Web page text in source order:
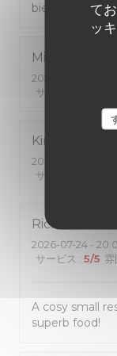
て
ッ
bien manger
Michèle
2026-07-27
-
サービス
Kiriko
2026-07-25
-
サービス
Richard
2026-07-24 -
サービス : 5/5 雰
A cosy small
superb food!